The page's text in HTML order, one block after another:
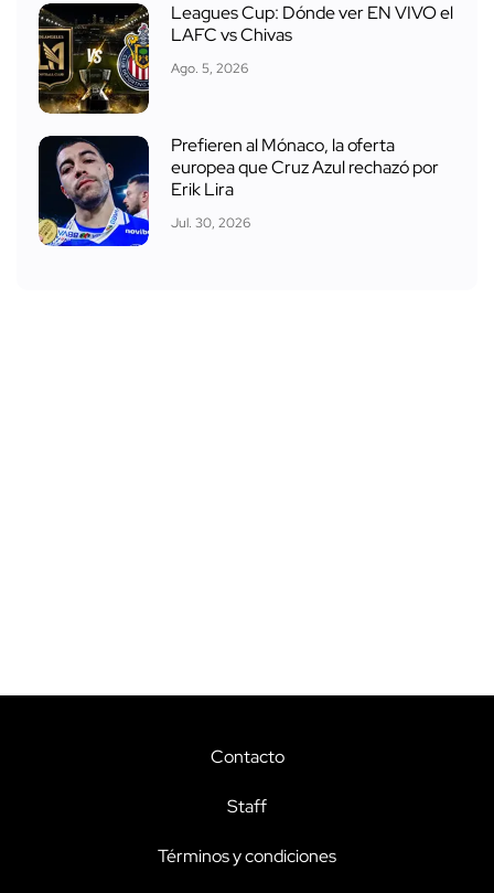
Leagues Cup: Dónde ver EN VIVO el
LAFC vs Chivas
Ago. 5, 2026
Prefieren al Mónaco, la oferta
europea que Cruz Azul rechazó por
Erik Lira
Jul. 30, 2026
Contacto
Staff
Términos y condiciones